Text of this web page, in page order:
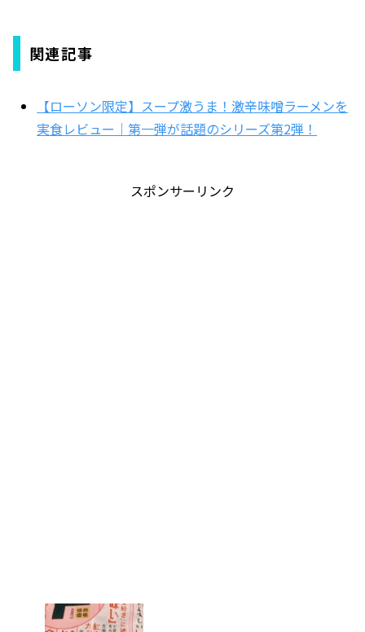
関連記事
【ローソン限定】スープ激うま！激辛味噌ラーメンを
実食レビュー｜第一弾が話題のシリーズ第2弾！
スポンサーリンク